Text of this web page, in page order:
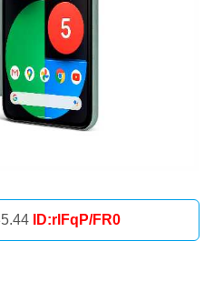
ID:rlFqP/FR0